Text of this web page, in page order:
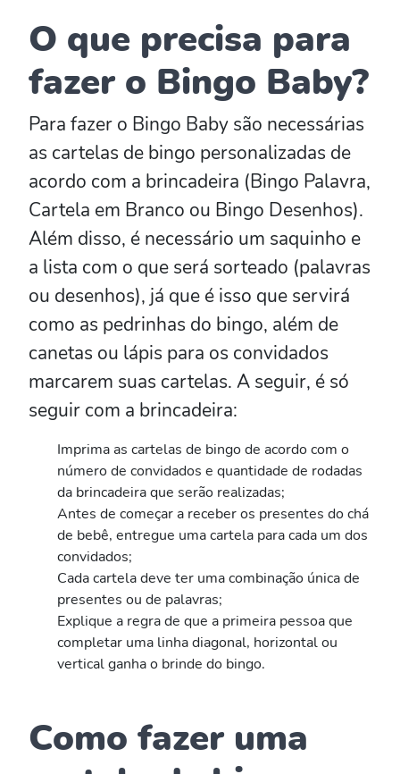
O que precisa para
fazer o Bingo Baby?
Para fazer o Bingo Baby são necessárias
as cartelas de bingo personalizadas de
acordo com a brincadeira (Bingo Palavra,
Cartela em Branco ou Bingo Desenhos).
Além disso, é necessário um saquinho e
a lista com o que será sorteado (palavras
ou desenhos), já que é isso que servirá
como as pedrinhas do bingo, além de
canetas ou lápis para os convidados
marcarem suas cartelas. A seguir, é só
seguir com a brincadeira:
Imprima as cartelas de bingo de acordo com o
número de convidados e quantidade de rodadas
da brincadeira que serão realizadas;
Antes de começar a receber os presentes do chá
de bebê, entregue uma cartela para cada um dos
convidados;
Cada cartela deve ter uma combinação única de
presentes ou de palavras;
Explique a regra de que a primeira pessoa que
completar uma linha diagonal, horizontal ou
vertical ganha o brinde do bingo.
Como fazer uma